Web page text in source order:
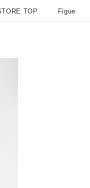
TOP Figue